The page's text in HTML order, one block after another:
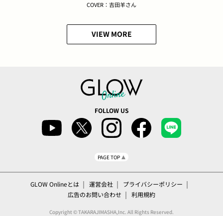
COVER：吉田羊さん
VIEW MORE
FOLLOW US
PAGE TOP
GLOW Onlineとは 運営会社
プライバシーポリシー
広告のお問い合わせ
利用規約
Copyright © TAKARAJIMASHA,Inc. All Rights Reserved.